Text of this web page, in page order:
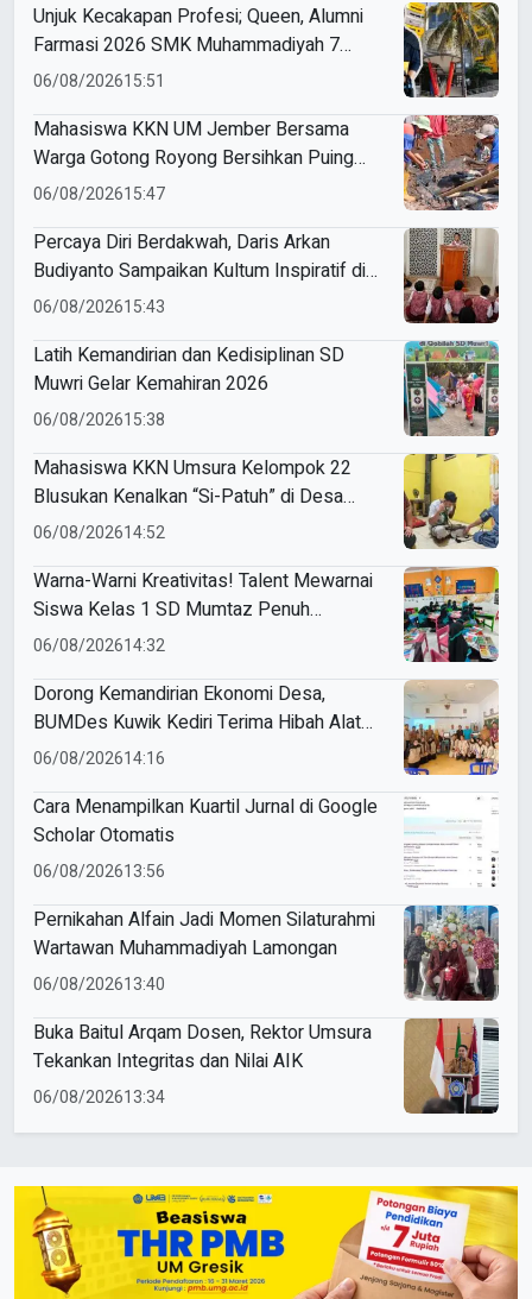
Unjuk Kecakapan Profesi; Queen, Alumni
Farmasi 2026 SMK Muhammadiyah 7
Gondanglegi Berhasil Kerja Sebelum Lulus
06/08/202615:51
Mahasiswa KKN UM Jember Bersama
Warga Gotong Royong Bersihkan Puing
Rumah Korban Kebakaran di Desa Sumber
06/08/202615:47
Percaya Diri Berdakwah, Daris Arkan
Budiyanto Sampaikan Kultum Inspiratif di
Masjid Baiturrahman
06/08/202615:43
Latih Kemandirian dan Kedisiplinan SD
Muwri Gelar Kemahiran 2026
06/08/202615:38
Mahasiswa KKN Umsura Kelompok 22
Blusukan Kenalkan “Si-Patuh” di Desa
Banjarkejen
06/08/202614:52
Warna-Warni Kreativitas! Talent Mewarnai
Siswa Kelas 1 SD Mumtaz Penuh
Keceriaan
06/08/202614:32
Dorong Kemandirian Ekonomi Desa,
BUMDes Kuwik Kediri Terima Hibah Alat
Pencetak Briket Biomassa Briqpress
06/08/202614:16
Cara Menampilkan Kuartil Jurnal di Google
Scholar Otomatis
06/08/202613:56
Pernikahan Alfain Jadi Momen Silaturahmi
Wartawan Muhammadiyah Lamongan
06/08/202613:40
Buka Baitul Arqam Dosen, Rektor Umsura
Tekankan Integritas dan Nilai AIK
06/08/202613:34